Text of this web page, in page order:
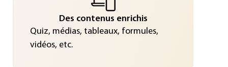
Des contenus enrichis
Quiz, médias, tableaux, formules,
vidéos, etc.